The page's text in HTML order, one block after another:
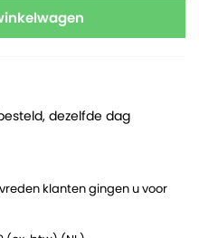
klanten gingen u voor
dezelfde dag